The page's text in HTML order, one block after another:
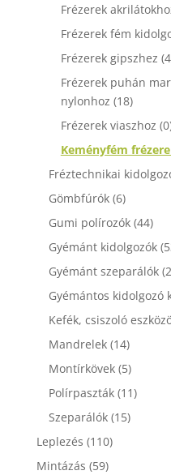
Frézerek
Frézerek fém
Frézerek gipszhez
Frézerek puhán
nylonhoz (18)
Frézerek viaszhoz
Keményfém
Fréztechnikai
Gömbfúrók (6)
Gumi polírozók (44)
Gyémánt kidolgozók
Gyémánt szeparálók
Gyémántos kidolgozó
Kefék, csiszoló
Mandrelek (14)
Montírkövek (5)
Polírpaszták (11)
Szeparálók (15)
Leplezés (110)
Mintázás (59)